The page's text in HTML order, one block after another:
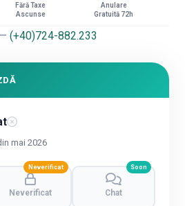
Fără Taxe
Ascunse
Anulare
Gratuită 72h
—(+40)724-882.233
mai 2026
Neverificat
Neverificat
Chat
Soon